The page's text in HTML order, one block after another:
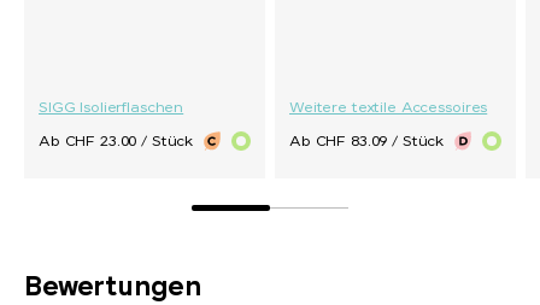
SIGG Isolierflaschen
Ab CHF 23.00 / Stück
Weitere textile Accessoires
Ab CHF 83.09 / Stück
Bewertungen